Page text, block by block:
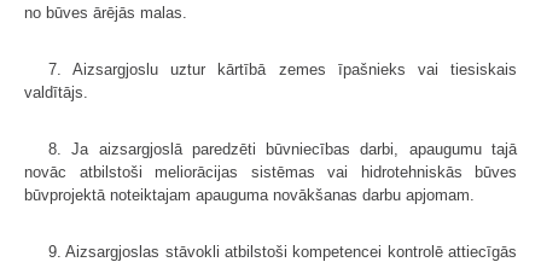
no būves ārējās malas.
7. Aizsargjoslu uztur kārtībā zemes īpašnieks vai tiesiskais
valdītājs.
8. Ja aizsargjoslā paredzēti būvniecības darbi, apaugumu tajā
novāc atbilstoši meliorācijas sistēmas vai hidrotehniskās būves
būvprojektā noteiktajam apauguma novākšanas darbu apjomam.
9. Aizsargjoslas stāvokli atbilstoši kompetencei kontrolē attiecīgās